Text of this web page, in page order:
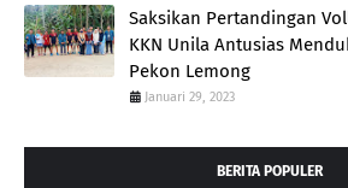
Saksikan Pertandingan
KKN Unila Antusias
Pekon Lemong
Januari 29, 2023
BERITA POPULER